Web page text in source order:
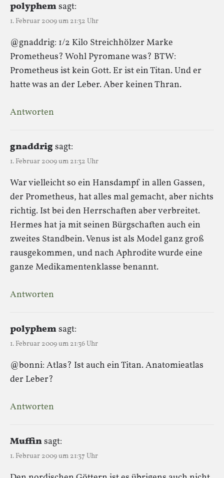
polyphemsagt:
1. Februar 2009 um 21:32 Uhr
@gnaddrig: 1/2 Kilo Streichhölzer Marke
Prometheus? Wohl Pyromane was? BTW:
Prometheus ist kein Gott. Er ist ein Titan. Und er
hatte was an der Leber. Aber keinen Thran.
Antworten
gnaddrigsagt:
1. Februar 2009 um 21:32 Uhr
War vielleicht so ein Hansdampf in allen Gassen,
der Prometheus, hat alles mal gemacht, aber nichts
richtig. Ist bei den Herrschaften aber verbreitet.
Hermes hat ja mit seinen Bürgschaften auch ein
zweites Standbein. Venus ist als Model ganz groß
rausgekommen, und nach Aphrodite wurde eine
ganze Medikamentenklasse benannt.
Antworten
polyphemsagt:
1. Februar 2009 um 21:36 Uhr
@bonni: Atlas? Ist auch ein Titan. Anatomieatlas
der Leber?
Antworten
Muffinsagt:
1. Februar 2009 um 21:37 Uhr